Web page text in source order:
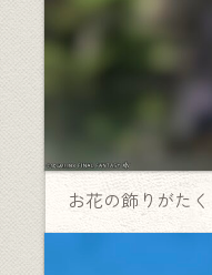
お花の飾りがた